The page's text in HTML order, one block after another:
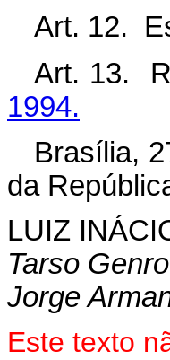
Art. 12.
Art. 13.
1994.
Brasília,
da
LUIZ
Tarso Genro
Jorge
Este texto